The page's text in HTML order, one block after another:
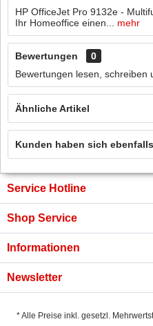
HP OfficeJet Pro 9132e -
Ihr Homeoffice einen...
mehr
Bewertungen
0
Bewertungen lesen, schreiben
Ähnliche Artikel
Kunden haben sich
Service Hotline
Shop Service
Informationen
Newsletter
* Alle Preise inkl. gesetzl.